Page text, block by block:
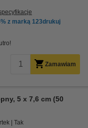
z marką 123drukuj
Zamawiam
5 x 7,6 cm (50
Tak